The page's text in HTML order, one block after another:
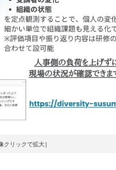
クリックで拡大］